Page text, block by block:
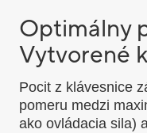
Optimálny
Vytvorené
Pocit z klávesnice
pomeru medzi
ako ovládacia sila)